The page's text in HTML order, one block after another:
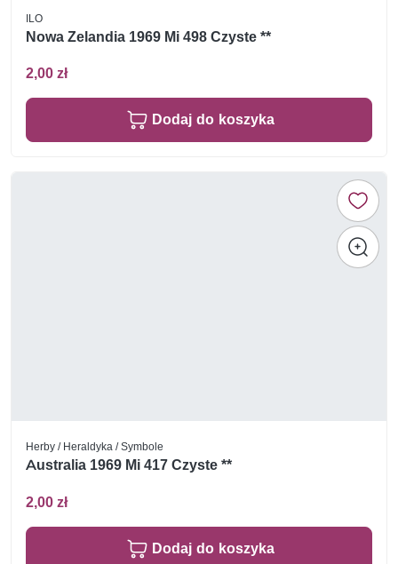
ILO
Nowa Zelandia 1969 Mi 498 Czyste **
2,00 zł
Dodaj do koszyka
Herby / Heraldyka / Symbole
Australia 1969 Mi 417 Czyste **
2,00 zł
Dodaj do koszyka